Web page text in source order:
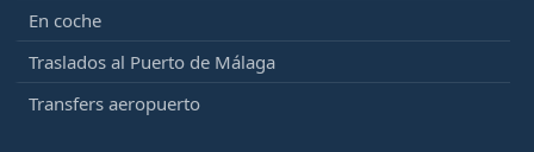
En coche
Traslados al Puerto de Málaga
Transfers aeropuerto